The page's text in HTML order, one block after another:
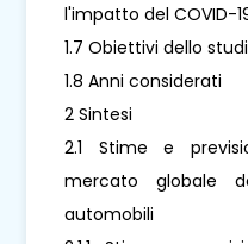
l'impatto del COVID-
1.7 Obiettivi dello
1.8 Anni considerati
2 Sintesi
2.1 Stime e
mercato globale
automobili